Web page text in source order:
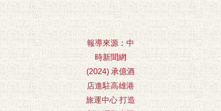
報導來源：中
時新聞網
(2024) 承億酒
店進駐高雄港
旅運中心 打造